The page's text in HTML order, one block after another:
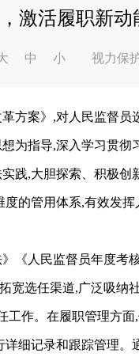
激活履职新动
中 小 视力保
方案》,对人民监督
为指导,深入学习贯
践,大胆探索、积极
的管用体系,有效发
人民监督员年度考核
宽选任渠道,广泛吸纳
作。在履职管理方
细记录和跟踪管理